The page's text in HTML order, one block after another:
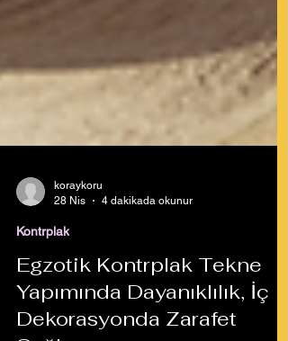
28 Nis
Kontrplak
Egzotik Kontrplak Tekne
Yapımında Dayanıklılık, İç